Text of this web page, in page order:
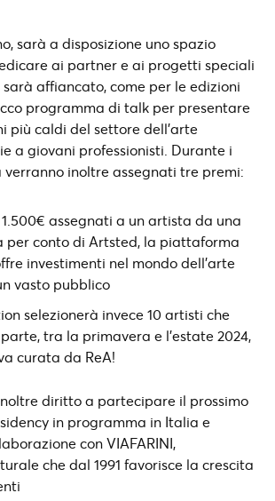
sarà a disposizione uno spazio
ai partner e ai progetti speciali
sarà affiancato, come per le edizioni
programma di talk per presentare
più caldi del settore dell’arte
a giovani professionisti. Durante i
inoltre assegnati tre premi:
assegnati a un artista da una
per conto di Artsted, la piattaforma
investimenti nel mondo dell’arte
vasto pubblico
selezionerà invece 10 artisti che
tra la primavera e l’estate 2024,
curata da ReA!
diritto a partecipare il prossimo
in programma in Italia e
con VIAFARINI,
che dal 1991 favorisce la crescita